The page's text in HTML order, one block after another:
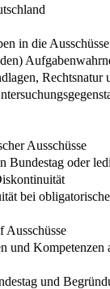
in die
Ausschüsse
Bundestag oder
bei
Ausschüsse
Kompetenzen
und